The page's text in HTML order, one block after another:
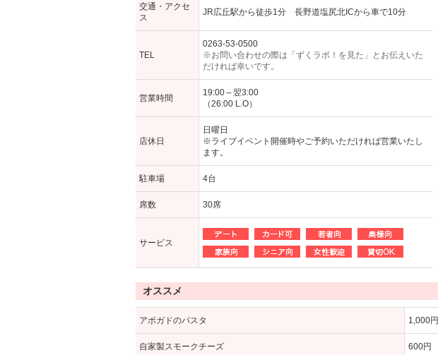
交通・アクセ
ス
JR広丘駅から徒歩1分 長野道塩尻北ICから車で10分
TEL
0263-53-0500
※お問い合わせの際は「ずくラボ！を見た」とお伝えいた
だければ幸いです。
営業時間
19:00～翌3:00
（26:00 L.O）
店休日
日曜日
※ライブイベント開催時やご予約いただければ営業いたし
ます。
駐車場 4台
席数 30席
サービス
オススメ
アボガドのパスタ 1,000円
自家製スモークチーズ 600円